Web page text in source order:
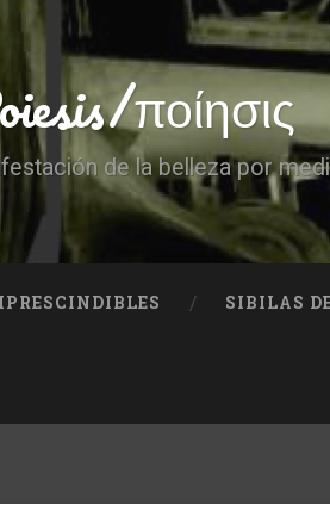
ποίησις
de la belleza por
SIBILAS